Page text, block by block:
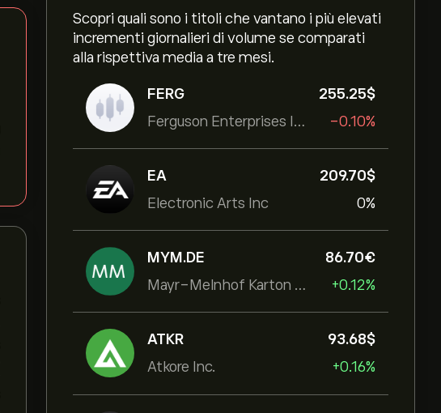
Scopri quali sono i titoli che vantano i più elevati
incrementi giornalieri di volume se comparati
alla rispettiva media a tre mesi.
FERG
Ferguson Enterprises Inc
255.25‎$‎
-0.10%
EA
Electronic Arts Inc
209.70‎$‎
0%
MYM.DE
Mayr-Melnhof Karton AG
86.70‎€‎
+0.12%
ATKR
Atkore Inc.
93.68‎$‎
+0.16%